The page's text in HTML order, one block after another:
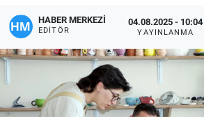
HABER MERKEZİ
EDITÖR
04.08.2025 - 10:04
YAYINLANMA
Turizm
Sağlık
Eğitim
Tüm Manşetler
Son Dakika Haberleri
Haber Arşivi